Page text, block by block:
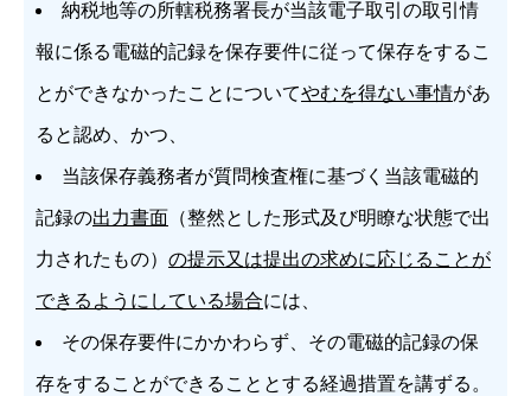
納税地等の所轄税務署長が当該電子取引の取引情
報に係る電磁的記録を保存要件に従って保存をするこ
とができなかったことについてやむを得ない事情があ
ると認め、かつ、
当該保存義務者が質問検査権に基づく当該電磁的
記録の出力書面 （整然とした形式及び明瞭な状態で出
力されたもの） の提示又は提出の求めに応じることが
できるようにしている場合には、
その保存要件にかかわらず、その電磁的記録の保
存をすることができることとする経過措置を講ずる。